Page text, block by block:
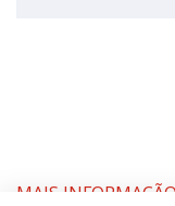
MAIS INFORMAÇÃO